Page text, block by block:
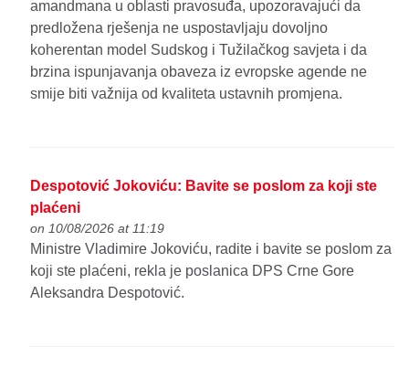
amandmana u oblasti pravosuđa, upozoravajući da
predložena rješenja ne uspostavljaju dovoljno
koherentan model Sudskog i Tužilačkog savjeta i da
brzina ispunjavanja obaveza iz evropske agende ne
smije biti važnija od kvaliteta ustavnih promjena.
Despotović Jokoviću: Bavite se poslom za koji ste
plaćeni
on 10/08/2026 at 11:19
Ministre Vladimire Jokoviću, radite i bavite se poslom za
koji ste plaćeni, rekla je poslanica DPS Crne Gore
Aleksandra Despotović.